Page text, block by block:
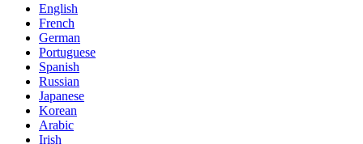
English
French
German
Portuguese
Spanish
Russian
Japanese
Korean
Arabic
Irish